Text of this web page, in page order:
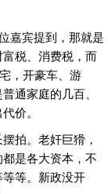
嘉宾提到，那就是
税、消费税，而
，开豪车、游
通家庭的几百、
价。
拍。老奸巨猾，
是各大资本，不
等。新政没开